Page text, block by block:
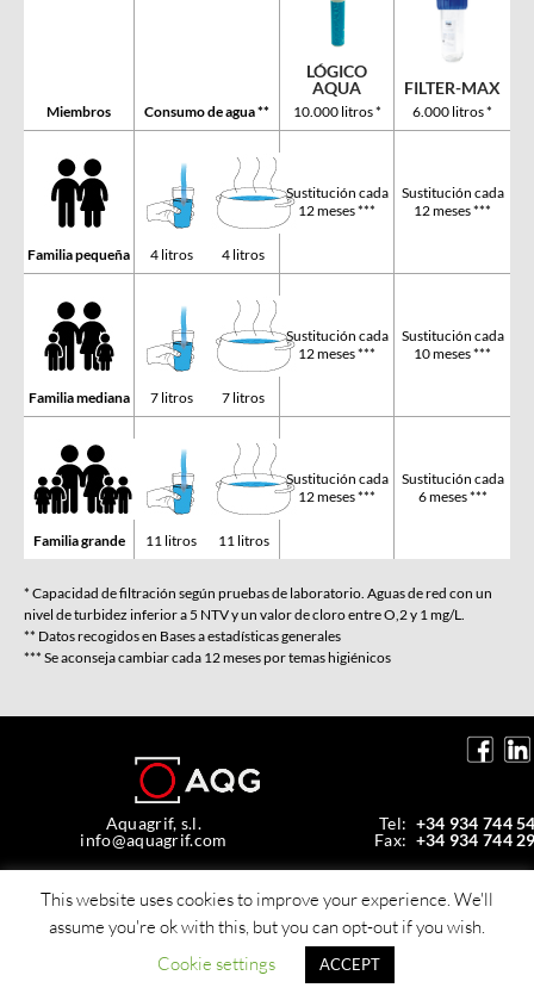
Miembros Consumo de agua **
LÓGICO
AQUA
10.000 litros *
FILTER-MAX
6.000 litros *
Familia pequeña 4 litros 4 litros
Sustitución cada
12 meses ***
Sustitución cada
12 meses ***
Familia mediana 7 litros 7 litros
Sustitución cada
12 meses ***
Sustitución cada
10 meses ***
Familia grande 11 litros 11 litros
Sustitución cada
12 meses ***
Sustitución cada
6 meses ***
* Capacidad de filtración según pruebas de laboratorio. Aguas de red con un
nivel de turbidez inferior a 5 NTV y un valor de cloro entre O,2 y 1 mg/L.
** Datos recogidos en Bases a estadísticas generales
*** Se aconseja cambiar cada 12 meses por temas higiénicos
Aquagrif, s.l.
info@aquagrif.com
Tel: +34 934 744
Fax: +34 934 744
08970 Sant Joan Despí, Barcelona, Spain
© Copyright 2026 Aquagrif, S.L.
Todos los derechos reservados -Política de privacidad
This website uses cookies to improve your experience. We'll
assume you're ok with this, but you can opt-out if you wish.
Cookie settings
ACCEPT